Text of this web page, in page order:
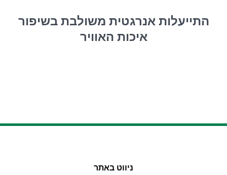
התייעלות אנרגטית משולבת בשיפור
איכות האוויר
ניווט באתר